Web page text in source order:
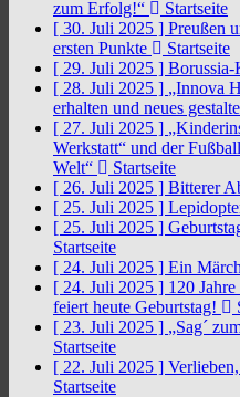
zum Erfolg!“
Startseite
[ 30. Juli 2025 ] Preußen
ersten Punkte
Startseite
[ 29. Juli 2025 ] Borussia-
[ 28. Juli 2025 ] „Innova
erhalten und neues
[ 27. Juli 2025 ]
Werkstatt“ und der
Welt“
Startseite
[ 26. Juli 2025 ] Bitterer
[ 25. Juli 2025 ]
[ 25. Juli 2025 ]
Startseite
[ 24. Juli 2025 ] Ein
[ 24. Juli 2025 ] 120
feiert heute Geburtstag!
[ 23. Juli 2025 ] „Sag´
Startseite
[ 22. Juli 2025 ]
Startseite